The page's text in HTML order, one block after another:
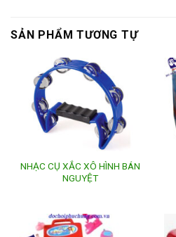
SẢN PHẨM TƯƠNG TỰ
NHẠC CỤ XẮC XÔ HÌNH BÁN
NGUYỆT